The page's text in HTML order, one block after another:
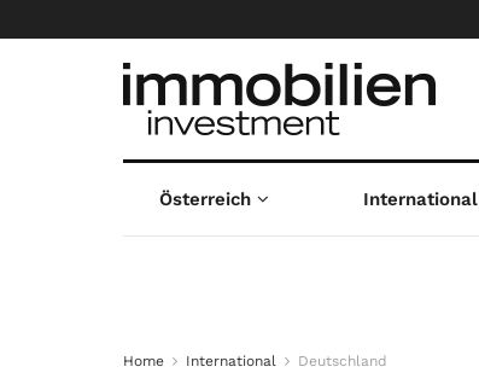
Österreich International
Home International Deutschland